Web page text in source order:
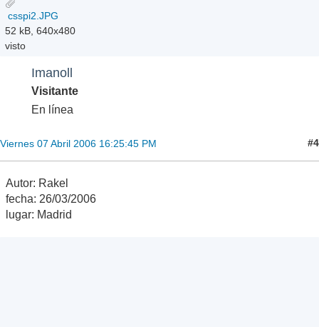
csspi2.JPG
52 kB, 640x480
visto
Imanoll
Visitante
En línea
Viernes 07 Abril 2006 16:25:45 PM #4
Autor: Rakel
fecha: 26/03/2006
lugar: Madrid